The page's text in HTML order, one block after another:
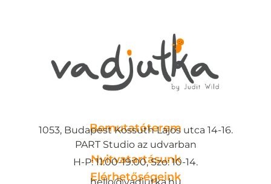
Bemutatóterem
1053, Budapest Kossuth Lajos utca 14-16.
PART Studio az udvarban
Nyitvatartásunk
H-P: 11:00-19:00, Szo: 10-14.
Elérhetőségeink